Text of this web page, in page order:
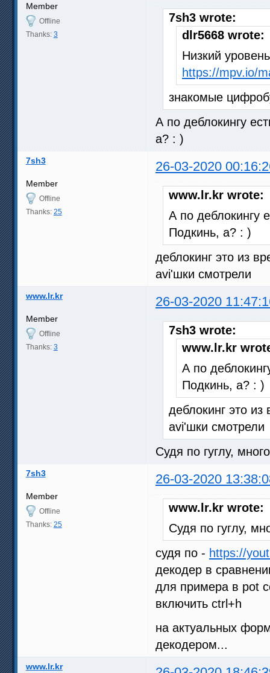
Member
Offline
Thanks: 3
7sh3 wrote:
dlr5668 wrote:
Низкий
https://mpv.io/
знакомые
А по деблокингу
а? : )
7sh3 26-03-2020
Member
Offline
Thanks: 25
www.lr.kr wrote:
А по деблокингу
Подкинь, а? : )
деблокинг это из
avi'шки смотрели
www.lr.kr 26-03-2020
Member
Offline
Thanks: 3
7sh3 wrote:
www.lr.kr
А по
Подкинь, а? : )
деблокинг это
avi'шки смотрели
Судя по гуглу,
7sh3 26-03-2020
Member
Offline
Thanks: 25
www.lr.kr wrote:
Судя по гуглу,
судя по - https://
декодер в
для примера в pot
включить ctrl+h
на актуальных
декодером...
www.lr.kr